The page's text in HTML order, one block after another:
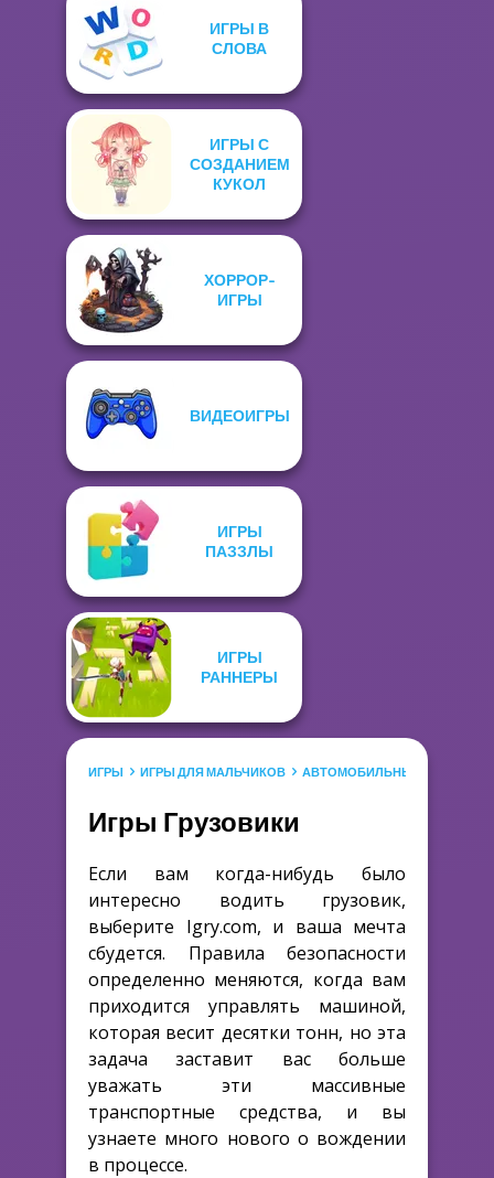
ИГРЫ В
СЛОВА
ИГРЫ С
СОЗДАНИЕМ
КУКОЛ
ХОРРОР-
ИГРЫ
ВИДЕОИГРЫ
ИГРЫ
ПАЗЗЛЫ
ИГРЫ
РАННЕРЫ
ИГРЫ ИГРЫ ДЛЯ МАЛЬЧИКОВ АВТОМОБИЛЬНЫЕ ИГРЫ
Игры Грузовики
Если вам когда-нибудь было
интересно водить грузовик,
выберите Igry.com, и ваша мечта
сбудется. Правила безопасности
определенно меняются, когда вам
приходится управлять машиной,
которая весит десятки тонн, но эта
задача заставит вас больше
уважать эти массивные
транспортные средства, и вы
узнаете много нового о вождении
в процессе.